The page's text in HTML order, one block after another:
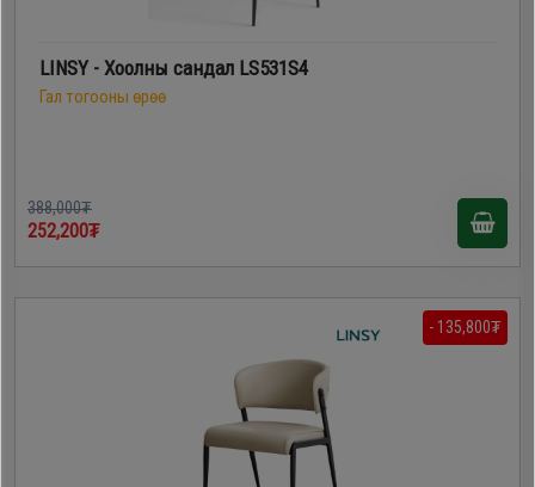
LINSY - Хоолны сандал LS531S4
Гал тогооны өрөө
388,000₮
252,200₮
- 135,800₮